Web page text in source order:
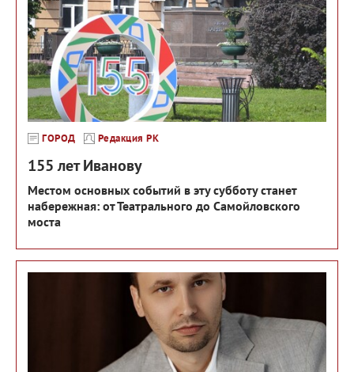
ГОРОД Редакция РК
155 лет Иванову
Местом основных событий в эту субботу станет
набережная: от Театрального до Самойловского
моста